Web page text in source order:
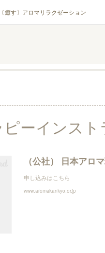
〔癒す〕アロマリラクゼーション
ーインス
申し込みはこちら
www.aromakankyo.or.jp